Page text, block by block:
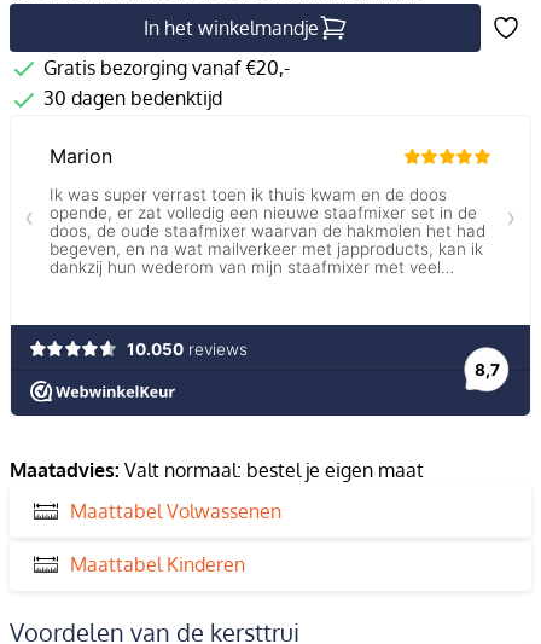
In het winkelmandje
Gratis bezorging vanaf €20,-
30 dagen bedenktijd
Maatadvies: Valt normaal: bestel je eigen maat
Maattabel Volwassenen
Maattabel Kinderen
Voordelen van de kersttrui